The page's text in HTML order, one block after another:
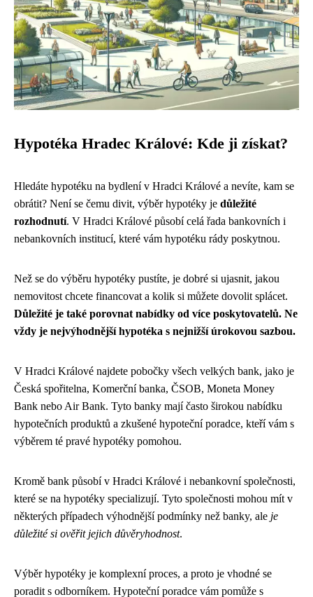
Hypotéka Hradec Králové: Kde ji získat?
Hledáte hypotéku na bydlení v Hradci Králové a nevíte, kam se
obrátit? Není se čemu divit, výběr hypotéky je důležité
rozhodnutí. V Hradci Králové působí celá řada bankovních i
nebankovních institucí, které vám hypotéku rády poskytnou.
Než se do výběru hypotéky pustíte, je dobré si ujasnit, jakou
nemovitost chcete financovat a kolik si můžete dovolit splácet.
Důležité je také porovnat nabídky od více poskytovatelů. Ne
vždy je nejvýhodnější hypotéka s nejnižší úrokovou sazbou.
V Hradci Králové najdete pobočky všech velkých bank, jako je
Česká spořitelna, Komerční banka, ČSOB, Moneta Money
Bank nebo Air Bank. Tyto banky mají často širokou nabídku
hypotečních produktů a zkušené hypoteční poradce, kteří vám s
výběrem té pravé hypotéky pomohou.
Kromě bank působí v Hradci Králové i nebankovní společnosti,
které se na hypotéky specializují. Tyto společnosti mohou mít v
některých případech výhodnější podmínky než banky, ale je
důležité si ověřit jejich důvěryhodnost.
Výběr hypotéky je komplexní proces, a proto je vhodné se
poradit s odborníkem. Hypoteční poradce vám pomůže s